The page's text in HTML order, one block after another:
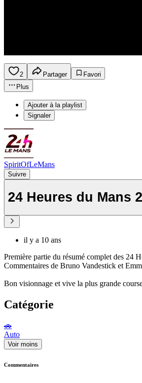
2 Partager
Favori
Plus
Ajouter à la playlist
Signaler
SpiritOfLeMans
Suivre
24 Heures du Mans
il y a 10 ans
Première partie du résumé complet des 24
Commentaires de Bruno Vandestick et
Bon visionnage et vive la plus grande
Catégorie
🚗
Auto
Voir moins
Commentaires